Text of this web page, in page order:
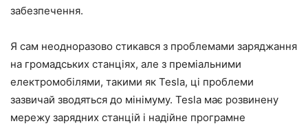
забезпечення.
Я сам неодноразово стикався з проблемами заряджання
на громадських станціях, але з преміальними
електромобілями, такими як Tesla, ці проблеми
зазвичай зводяться до мінімуму. Tesla має розвинену
мережу зарядних станцій і надійне програмне